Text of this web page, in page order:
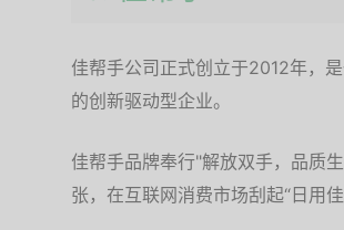
佳帮手公司正式创立于2012年，
的创新驱动型企业。
佳帮手品牌奉行"解放双手，品质
张，在互联网消费市场刮起“日用